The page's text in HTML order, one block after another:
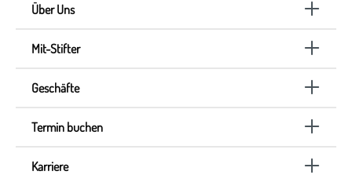
Über Uns
Mit-Stifter
Geschäfte
Termin buchen
Karriere